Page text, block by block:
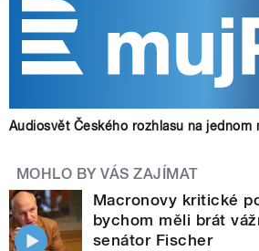
Audiosvět Českého rozhlasu na jednom
MOHLO BY VÁS ZAJÍMAT
Macronovy kritické
bychom měli brát
senátor Fischer